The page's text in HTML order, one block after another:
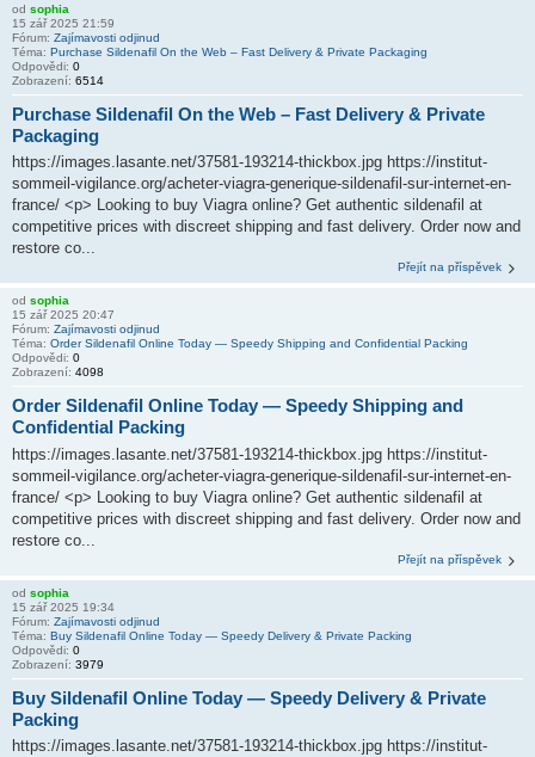
od sophia
15 zář 2025 21:59
Fórum: Zajímavosti odjinud
Téma: Purchase Sildenafil On the Web – Fast Delivery & Private Packaging
Odpovědi: 0
Zobrazení: 6514
Purchase Sildenafil On the Web – Fast Delivery & Private
Packaging
https://images.lasante.net/37581-193214-thickbox.jpg https://institut-
sommeil-vigilance.org/acheter-viagra-generique-sildenafil-sur-internet-en-
france/ <p> Looking to buy Viagra online? Get authentic sildenafil at
competitive prices with discreet shipping and fast delivery. Order now and
restore co...
Přejít na příspěvek
od sophia
15 zář 2025 20:47
Fórum: Zajímavosti odjinud
Téma: Order Sildenafil Online Today — Speedy Shipping and Confidential Packing
Odpovědi: 0
Zobrazení: 4098
Order Sildenafil Online Today — Speedy Shipping and
Confidential Packing
https://images.lasante.net/37581-193214-thickbox.jpg https://institut-
sommeil-vigilance.org/acheter-viagra-generique-sildenafil-sur-internet-en-
france/ <p> Looking to buy Viagra online? Get authentic sildenafil at
competitive prices with discreet shipping and fast delivery. Order now and
restore co...
Přejít na příspěvek
od sophia
15 zář 2025 19:34
Fórum: Zajímavosti odjinud
Téma: Buy Sildenafil Online Today — Speedy Delivery & Private Packing
Odpovědi: 0
Zobrazení: 3979
Buy Sildenafil Online Today — Speedy Delivery & Private
Packing
https://images.lasante.net/37581-193214-thickbox.jpg https://institut-